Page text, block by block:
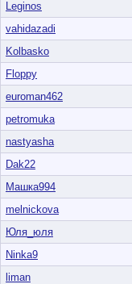
Leginos
vahidazadi
Kolbasko
Floppy
euroman462
petromuka
nastyasha
Dak22
Машка994
melnickova
Юля_юля
Ninka9
liman